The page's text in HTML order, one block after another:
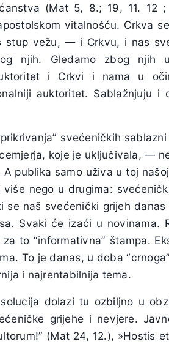
(Mat 5, 8.; 19, 11. 12
vitalnošću. Crkva
stup vežu, — i Crkvu, i nas
njih. Gledamo zbog njih
i Crkvi i nama u
auktoritet. Sablažnjuju i
svećeničkih
koje je uključivala, —
publika samo uživa u toj
nego u drugima:
naš svećenički grijeh
Svaki će izaći u novinama.
to “informativna” štampa.
To je danas, u doba
i najrentabilnija tema.
dolazi tu ozbiljno u
grijehe i nevjere.
(Mat 24, 12.), »Hostis